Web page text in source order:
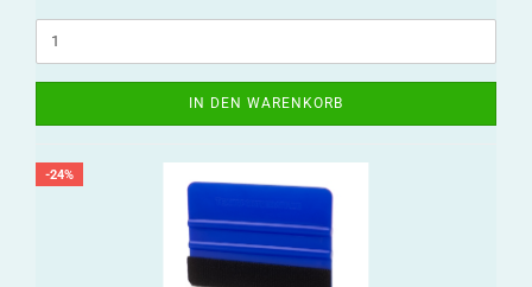
IN DEN WARENKORB
-24%